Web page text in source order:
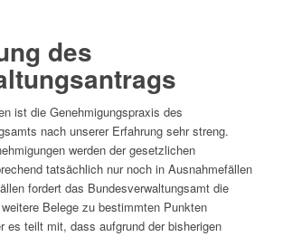
des
ist die Genehmigungspraxis des
nach unserer Erfahrung sehr streng.
werden der gesetzlichen
tatsächlich nur noch in Ausnahmefällen
fordert das Bundesverwaltungsamt die
Belege zu bestimmten Punkten
es teilt mit, dass aufgrund der bisherigen